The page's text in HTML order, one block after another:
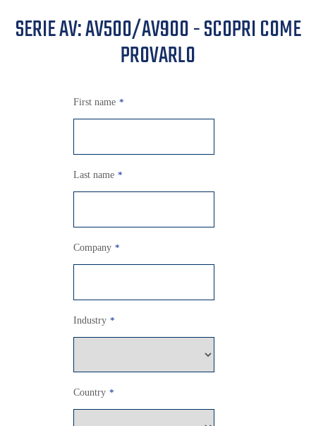
SERIE AV: AV500/AV900 - SCOPRI COME
PROVARLO